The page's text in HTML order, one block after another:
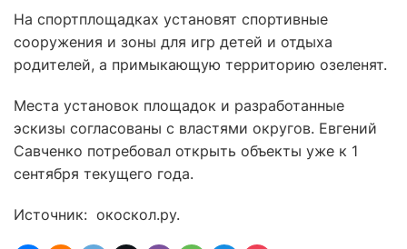
На спортплощадках установят спортивные
сооружения и зоны для игр детей и отдыха
родителей, а примыкающую территорию озеленят.
Места установок площадок и разработанные
эскизы согласованы с властями округов. Евгений
Савченко потребовал открыть объекты уже к 1
сентября текущего года.
Источник: окоскол.ру.